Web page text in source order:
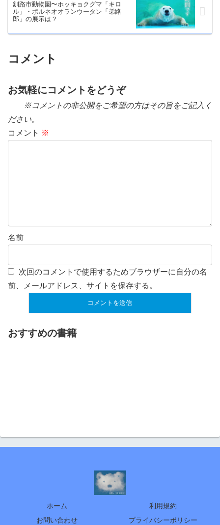
釧路市動物園〜ホッキョクグマ「キロ
ル」・ボルネオオランウータン「弟路
郎」の展示は？
コメント
お気軽にコメントをどうぞ
※コメントの非公開をご希望の方はその旨をご記入く
ださい。
コメント ※
名前
次回のコメントで使用するためブラウザーに自分の名
前、メールアドレス、サイトを保存する。
おすすめの書籍
ホーム
利用規約
お問い合わせ
プライバシーポリシー